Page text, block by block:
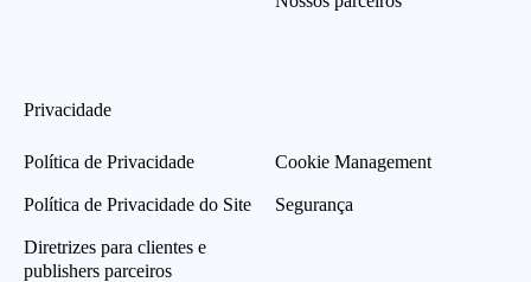
Privacidade
Política de Privacidade
Política de Privacidade do Site
Diretrizes para clientes e
publishers parceiros
Cookie Management
Segurança